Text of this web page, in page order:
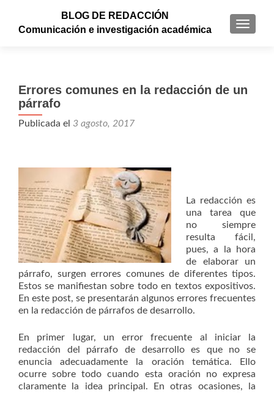
BLOG DE REDACCIÓN
Comunicación e investigación académica
Errores comunes en la redacción de un
párrafo
Publicada el 3 agosto, 2017
La redacción es
una tarea que
no siempre
resulta fácil,
pues, a la hora
de elaborar un
párrafo, surgen errores comunes de diferentes tipos.
Estos se manifiestan sobre todo en textos expositivos.
En este post, se presentarán algunos errores frecuentes
en la redacción de párrafos de desarrollo.
En primer lugar, un error frecuente al iniciar la
redacción del párrafo de desarrollo es que no se
enuncia adecuadamente la oración temática. Ello
ocurre sobre todo cuando esta oración no expresa
claramente la idea principal. En otras ocasiones, la